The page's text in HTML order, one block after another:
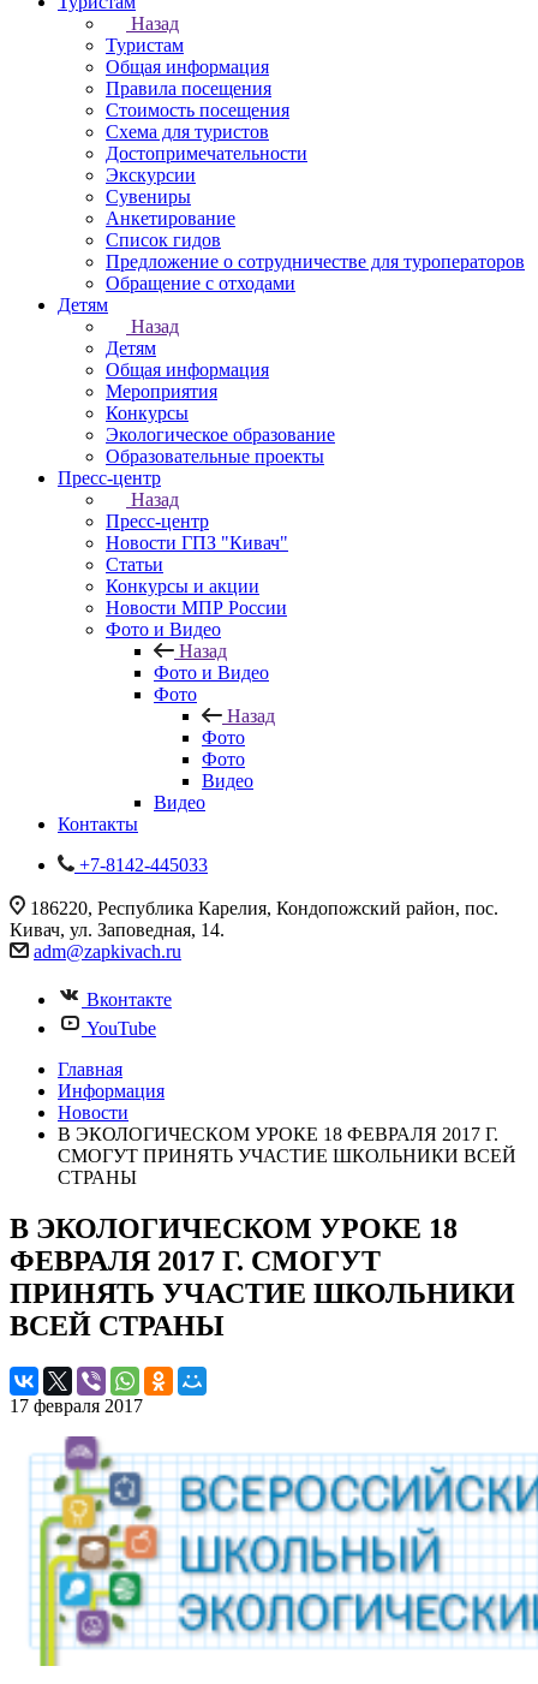
Назад
Туристам
Общая информация
Правила посещения
Стоимость посещения
Схема для туристов
Достопримечательности
Экскурсии
Сувениры
Анкетирование
Список гидов
Предложение о сотрудничестве для туроператоров
Обращение с отходами
Детям
Назад
Детям
Общая информация
Мероприятия
Конкурсы
Экологическое образование
Образовательные проекты
Пресс-центр
Назад
Пресс-центр
Новости ГПЗ "Кивач"
Статьи
Конкурсы и акции
Новости МПР России
Фото и Видео
Назад
Фото и Видео
Фото
Назад
Фото
Фото
Видео
Видео
Контакты
+7-8142-445033
186220, Республика Карелия, Кондопожский район, пос.
Кивач, ул. Заповедная, 14.
adm@zapkivach.ru
Вконтакте
YouTube
Главная
Информация
Новости
В ЭКОЛОГИЧЕСКОМ УРОКЕ 18 ФЕВРАЛЯ 2017 Г.
СМОГУТ ПРИНЯТЬ УЧАСТИЕ ШКОЛЬНИКИ ВСЕЙ
СТРАНЫ
В ЭКОЛОГИЧЕСКОМ УРОКЕ 18
ФЕВРАЛЯ 2017 Г. СМОГУТ
ПРИНЯТЬ УЧАСТИЕ ШКОЛЬНИКИ
ВСЕЙ СТРАНЫ
17 февраля 2017